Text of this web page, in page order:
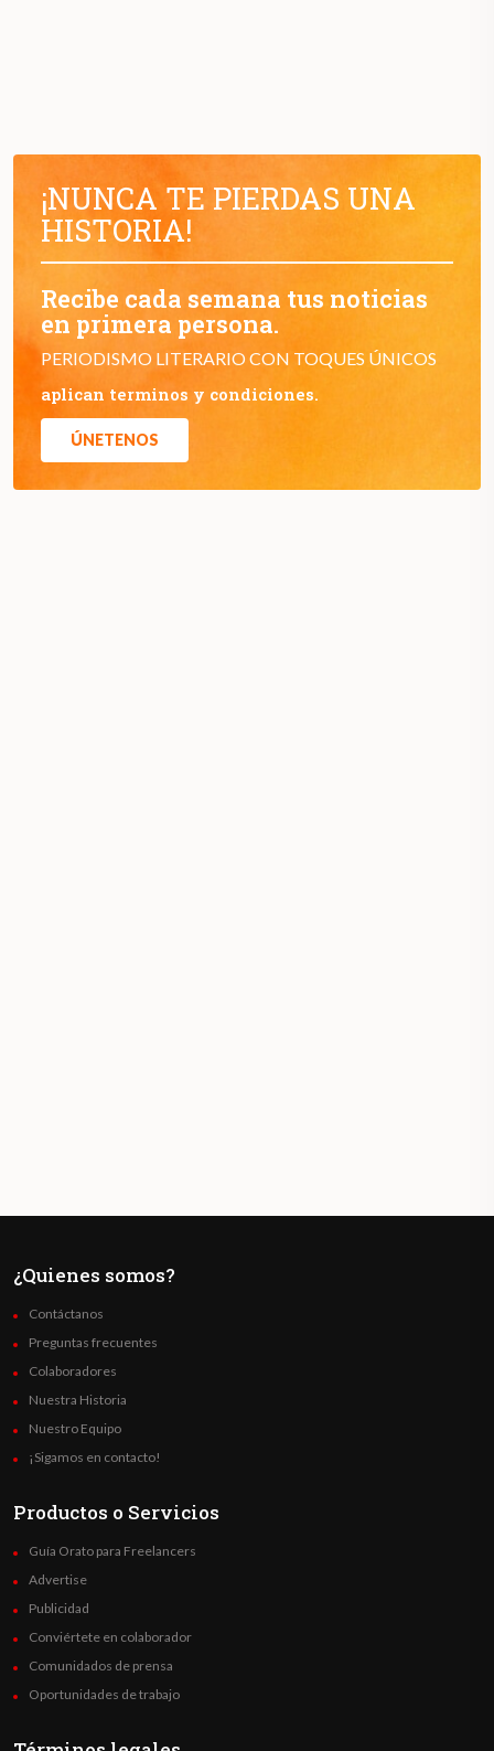
¡NUNCA TE PIERDAS UNA
HISTORIA!
Recibe cada semana tus noticias
en primera persona.
PERIODISMO LITERARIO CON TOQUES ÚNICOS
aplican terminos y condiciones.
ÚNETENOS
¿Quienes somos?
Contáctanos
Preguntas frecuentes
Colaboradores
Nuestra Historia
Nuestro Equipo
¡Sigamos en contacto!
Productos o Servicios
Guía Orato para Freelancers
Advertise
Publicidad
Conviértete en colaborador
Comunidados de prensa
Oportunidades de trabajo